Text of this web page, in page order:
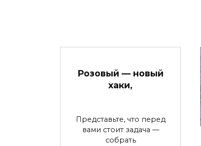
Розовый — новый
хаки,
Представьте, что перед
вами стоит задача —
собрать